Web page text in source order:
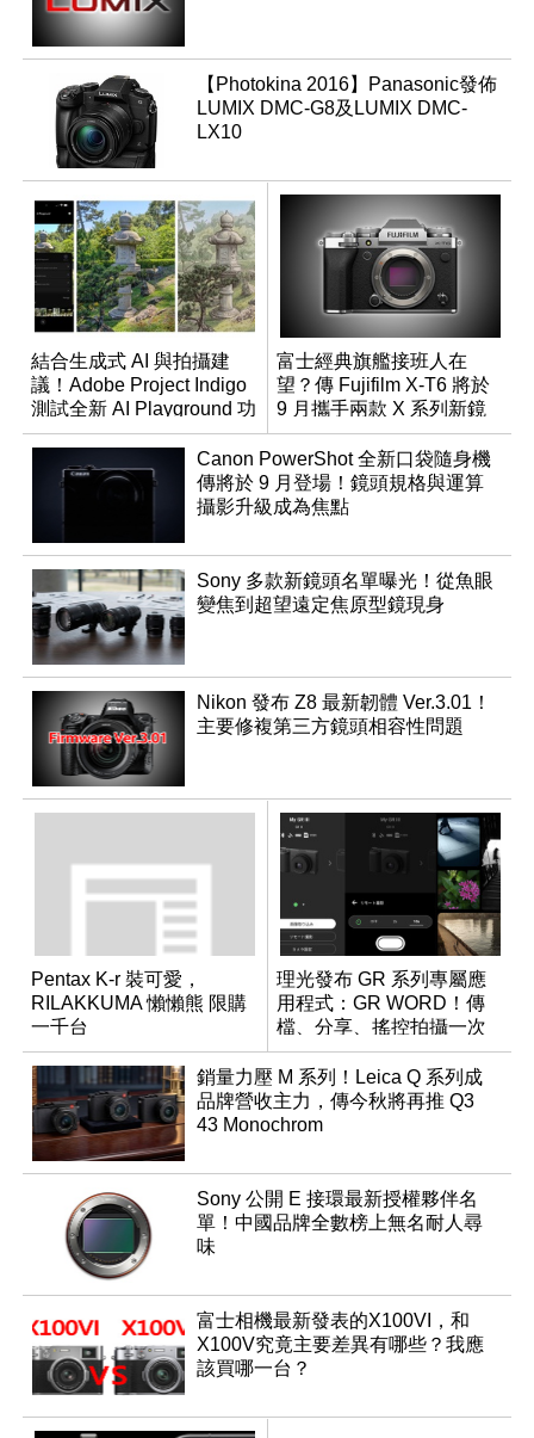
【Photokina 2016】Panasonic發佈
LUMIX DMC-G8及LUMIX DMC-
LX10
結合生成式 AI 與拍攝建
議！Adobe Project Indigo
測試全新 AI Playground 功
能
富士經典旗艦接班人在
望？傳 Fujifilm X-T6 將於
9 月攜手兩款 X 系列新鏡
頭登場
Canon PowerShot 全新口袋隨身機
傳將於 9 月登場！鏡頭規格與運算
攝影升級成為焦點
Sony 多款新鏡頭名單曝光！從魚眼
變焦到超望遠定焦原型鏡現身
Nikon 發布 Z8 最新韌體 Ver.3.01！
主要修複第三方鏡頭相容性問題
Pentax K-r 裝可愛，
RILAKKUMA 懶懶熊 限購
一千台
理光發布 GR 系列專屬應
用程式：GR WORD！傳
檔、分享、搖控拍攝一次
搞定
銷量力壓 M 系列！Leica Q 系列成
品牌營收主力，傳今秋將再推 Q3
43 Monochrom
Sony 公開 E 接環最新授權夥伴名
單！中國品牌全數榜上無名耐人尋
味
富士相機最新發表的X100VI，和
X100V究竟主要差異有哪些？我應
該買哪一台？